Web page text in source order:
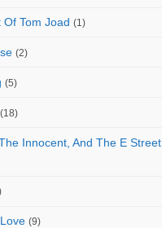
Tom Joad (1)
(2)
(5)
(18)
Innocent, And The E Street
(9)